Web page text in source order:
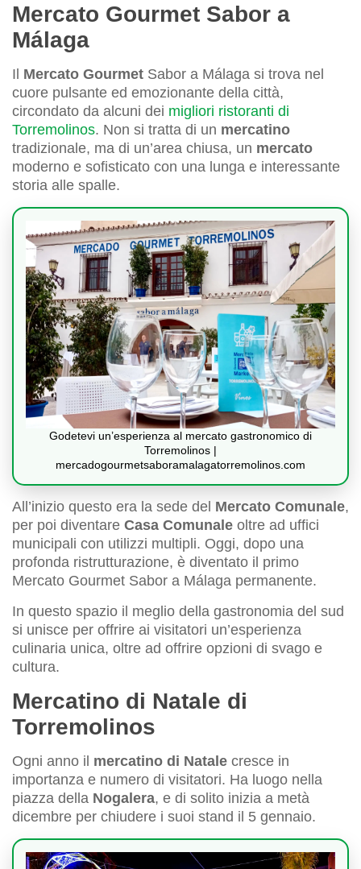
Mercato Gourmet Sabor a
Málaga
Il Mercato Gourmet Sabor a Málaga si trova nel
cuore pulsante ed emozionante della città,
circondato da alcuni dei migliori ristoranti di
Torremolinos. Non si tratta di un mercatino
tradizionale, ma di un’area chiusa, un mercato
moderno e sofisticato con una lunga e interessante
storia alle spalle.
Godetevi un’esperienza al mercato gastronomico di
Torremolinos |
mercadogourmetsaboramalagatorremolinos.com
All’inizio questo era la sede del Mercato Comunale,
per poi diventare Casa Comunale oltre ad uffici
municipali con utilizzi multipli. Oggi, dopo una
profonda ristrutturazione, è diventato il primo
Mercato Gourmet Sabor a Málaga permanente.
In questo spazio il meglio della gastronomia del sud
si unisce per offrire ai visitatori un’esperienza
culinaria unica, oltre ad offrire opzioni di svago e
cultura.
Mercatino di Natale di
Torremolinos
Ogni anno il mercatino di Natale cresce in
importanza e numero di visitatori. Ha luogo nella
piazza della Nogalera, e di solito inizia a metà
dicembre per chiudere i suoi stand il 5 gennaio.